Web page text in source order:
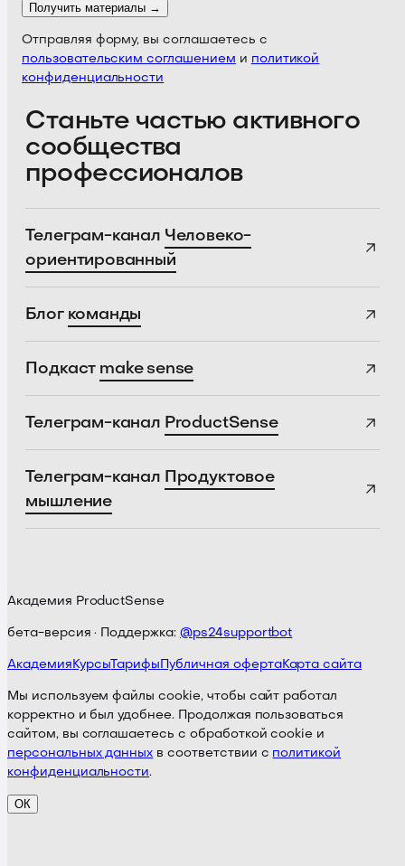
Получить материалы →
Отправляя форму, вы соглашаетесь с
пользовательским соглашением и политикой
конфиденциальности
Станьте частью активного
сообщества
профессионалов
Телеграм-канал Человеко-
ориентированный
Блог команды
Подкаст make sense
Телеграм-канал ProductSense
Телеграм-канал Продуктовое
мышление
Академия ProductSense
бета-версия · Поддержка: @ps24supportbot
Академия КурсыТарифы Публичная офертаКарта сайта
Мы используем файлы cookie, чтобы сайт работал
корректно и был удобнее. Продолжая пользоваться
сайтом, вы соглашаетесь с обработкой cookie и
персональных данных в соответствии с политикой
конфиденциальности.
ОК